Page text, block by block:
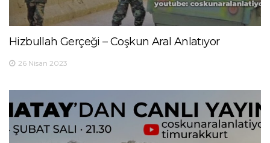
Hizbullah Gerçeği – Coşkun Aral Anlatıyor
26 Nisan 2023